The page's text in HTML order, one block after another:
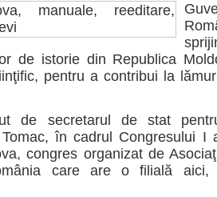
de istorie din Republica
pentru a contribui la
de secretarul de stat
în cadrul Congresului I
congres organizat de
care are o filială aici,